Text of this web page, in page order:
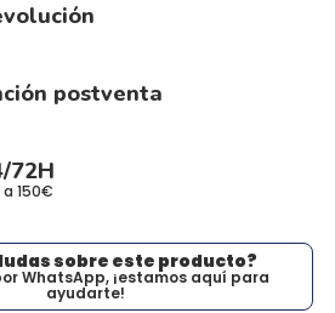
postventa
72H
150€
sobre este producto?
WhatsApp, ¡estamos aquí para
ayudarte!